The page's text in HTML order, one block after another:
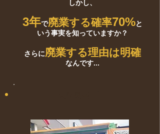
しかし、
3年で廃業する確率70%と
いう事実を知っていますか？
​さらに廃業する理由は明確
なんです...